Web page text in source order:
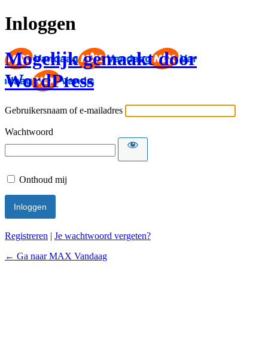
Inloggen
Mogelijk gemaakt door
WordPress
Gebruikersnaam of e-mailadres
Wachtwoord
Onthoud mij
Registreren | Je wachtwoord vergeten?
← Ga naar MAX Vandaag